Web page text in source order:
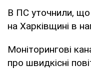
В ПС уточнили, що
на Харківщині в
Моніторингові
про швидкісні